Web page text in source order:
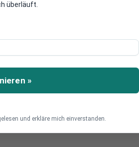
überläuft.
»
und erkläre mich einverstanden.